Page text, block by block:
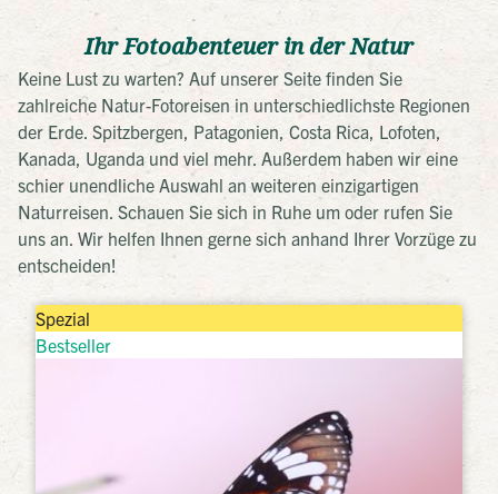
Ihr Fotoabenteuer in der Natur
Keine Lust zu warten? Auf unserer Seite finden Sie
zahlreiche Natur-Fotoreisen in unterschiedlichste Regionen
der Erde. Spitzbergen, Patagonien, Costa Rica, Lofoten,
Kanada, Uganda und viel mehr. Außerdem haben wir eine
schier unendliche Auswahl an weiteren einzigartigen
Naturreisen. Schauen Sie sich in Ruhe um oder rufen Sie
uns an. Wir helfen Ihnen gerne sich anhand Ihrer Vorzüge zu
entscheiden!
Spezial
Bestseller